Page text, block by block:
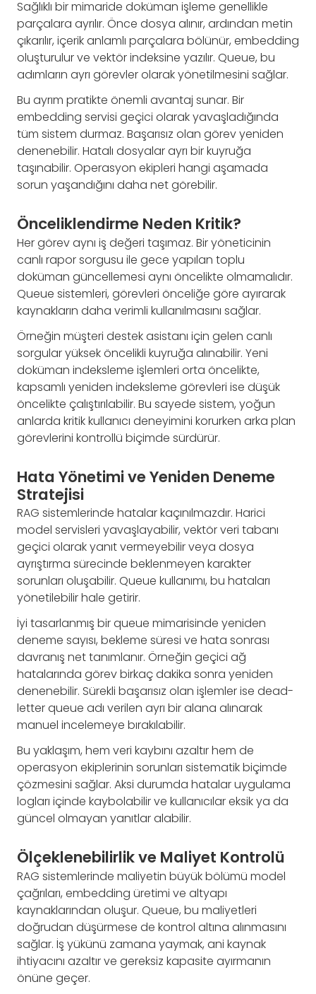
Sağlıklı bir mimaride doküman işleme genellikle
parçalara ayrılır. Önce dosya alınır, ardından metin
çıkarılır, içerik anlamlı parçalara bölünür, embedding
oluşturulur ve vektör indeksine yazılır. Queue, bu
adımların ayrı görevler olarak yönetilmesini sağlar.
Bu ayrım pratikte önemli avantaj sunar. Bir
embedding servisi geçici olarak yavaşladığında
tüm sistem durmaz. Başarısız olan görev yeniden
denenebilir. Hatalı dosyalar ayrı bir kuyruğa
taşınabilir. Operasyon ekipleri hangi aşamada
sorun yaşandığını daha net görebilir.
Önceliklendirme Neden Kritik?
Her görev aynı iş değeri taşımaz. Bir yöneticinin
canlı rapor sorgusu ile gece yapılan toplu
doküman güncellemesi aynı öncelikte olmamalıdır.
Queue sistemleri, görevleri önceliğe göre ayırarak
kaynakların daha verimli kullanılmasını sağlar.
Örneğin müşteri destek asistanı için gelen canlı
sorgular yüksek öncelikli kuyruğa alınabilir. Yeni
doküman indeksleme işlemleri orta öncelikte,
kapsamlı yeniden indeksleme görevleri ise düşük
öncelikte çalıştırılabilir. Bu sayede sistem, yoğun
anlarda kritik kullanıcı deneyimini korurken arka plan
görevlerini kontrollü biçimde sürdürür.
Hata Yönetimi ve Yeniden Deneme
Stratejisi
RAG sistemlerinde hatalar kaçınılmazdır. Harici
model servisleri yavaşlayabilir, vektör veri tabanı
geçici olarak yanıt vermeyebilir veya dosya
ayrıştırma sürecinde beklenmeyen karakter
sorunları oluşabilir. Queue kullanımı, bu hataları
yönetilebilir hale getirir.
İyi tasarlanmış bir queue mimarisinde yeniden
deneme sayısı, bekleme süresi ve hata sonrası
davranış net tanımlanır. Örneğin geçici ağ
hatalarında görev birkaç dakika sonra yeniden
denenebilir. Sürekli başarısız olan işlemler ise dead-
letter queue adı verilen ayrı bir alana alınarak
manuel incelemeye bırakılabilir.
Bu yaklaşım, hem veri kaybını azaltır hem de
operasyon ekiplerinin sorunları sistematik biçimde
çözmesini sağlar. Aksi durumda hatalar uygulama
logları içinde kaybolabilir ve kullanıcılar eksik ya da
güncel olmayan yanıtlar alabilir.
Ölçeklenebilirlik ve Maliyet Kontrolü
RAG sistemlerinde maliyetin büyük bölümü model
çağrıları, embedding üretimi ve altyapı
kaynaklarından oluşur. Queue, bu maliyetleri
doğrudan düşürmese de kontrol altına alınmasını
sağlar. İş yükünü zamana yaymak, ani kaynak
ihtiyacını azaltır ve gereksiz kapasite ayırmanın
önüne geçer.